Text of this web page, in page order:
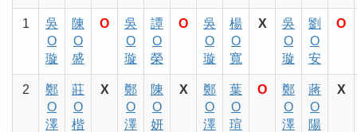
1
吳
O
璇
陳
O
盛
O
吳
O
璇
譚
O
榮
O
吳
O
璇
楊
O
寬
X
吳
O
璇
劉
O
安
O
2
鄭
O
澤
莊
O
楷
X
鄭
O
澤
陳
O
妍
X
鄭
O
澤
葉
O
瑄
O
鄭
O
澤
蔣
O
陽
X